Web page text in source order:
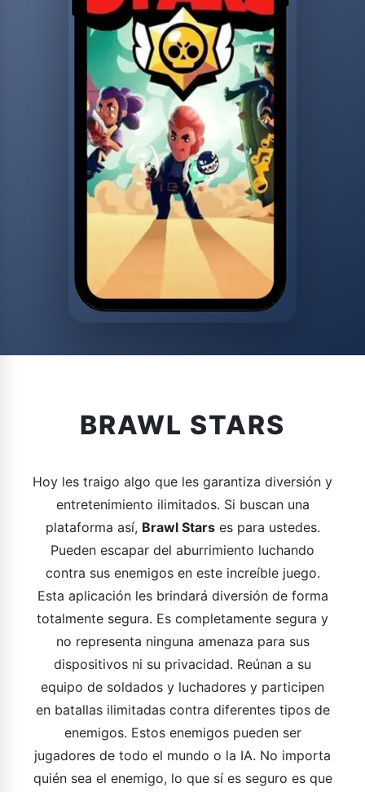
BRAWL STARS
Hoy les traigo algo que les garantiza diversión y
entretenimiento ilimitados. Si buscan una
plataforma así, Brawl Starses para ustedes.
Pueden escapar del aburrimiento luchando
contra sus enemigos en este increíble juego.
Esta aplicación les brindará diversión de forma
totalmente segura. Es completamente segura y
no representa ninguna amenaza para sus
dispositivos ni su privacidad. Reúnan a su
equipo de soldados y luchadores y participen
en batallas ilimitadas contra diferentes tipos de
enemigos. Estos enemigos pueden ser
jugadores de todo el mundo o la IA. No importa
quién sea el enemigo, lo que sí es seguro es que